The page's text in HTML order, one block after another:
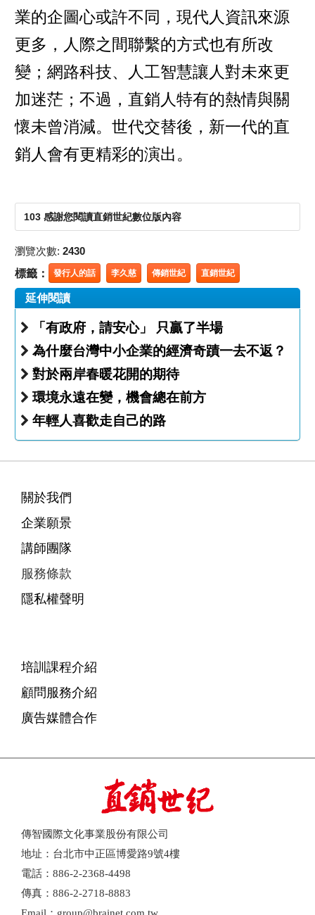
業的企圖心或許不同，現代人資訊來源
更多，人際之間聯繫的方式也有所改
變；網路科技、人工智慧讓人對未來更
加迷茫；不過，直銷人特有的熱情與關
懷未曾消減。世代交替後，新一代的直
銷人會有更精彩的演出。
103 感謝您閱讀直銷世紀數位版內容
瀏覽次數: 2430
標籤： 發行人的話 李久慈 傳銷世紀 直銷世紀
延伸閱讀
「有政府，請安心」 只贏了半場
為什麼台灣中小企業的經濟奇蹟一去不返？
對於兩岸春暖花開的期待
環境永遠在變，機會總在前方
年輕人喜歡走自己的路
關於我們
企業願景
講師團隊
服務條款
隱私權聲明
培訓課程介紹
顧問服務介紹
廣告媒體合作
傳智國際文化事業股份有限公司
地址：台北市中正區博愛路9號4樓
電話：886-2-2368-4498
傳真：886-2-2718-8883
Email：group@brainet.com.tw